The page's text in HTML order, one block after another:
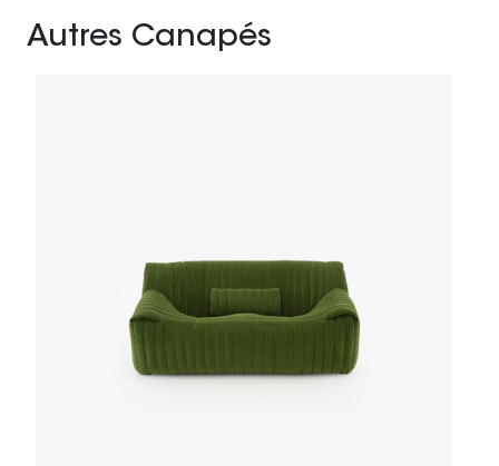
Autres Canapés